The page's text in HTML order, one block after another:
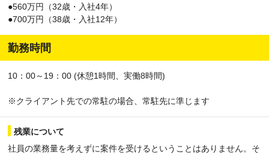
●560万円（32歳・入社4年）
●700万円（38歳・入社12年）
勤務時間
10：00～19：00 (休憩1時間、実働8時間)
※クライアント先での常駐の場合、常駐先に準じます
残業について
社員の業務量を考えずに案件を受けるということはありません。そ